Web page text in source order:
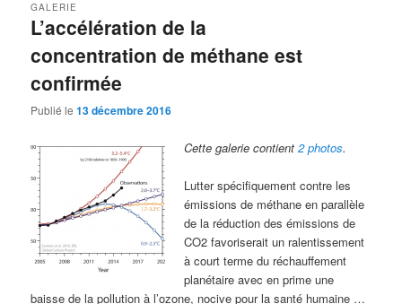
L’accélération de la
concentration de méthane est
confirmée
GALERIE
Publié le13 décembre 2016
Cette galerie contient2 photos.
Lutter spécifiquement contre les
émissions de méthane en parallèle
de la réduction des émissions de
CO2 favoriserait un ralentissement
à court terme du réchauffement
planétaire avec en prime une
baisse de la pollution à l’ozone, nocive pour la santé humaine …